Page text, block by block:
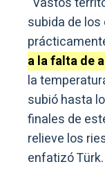
subida de
a la falta de
la
subió hasta
finales de
relieve los
enfatizó Türk.